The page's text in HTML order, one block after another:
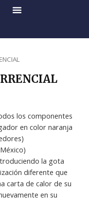
los componentes
en color naranja
la gota
diferente que
carta de calor de su
en su